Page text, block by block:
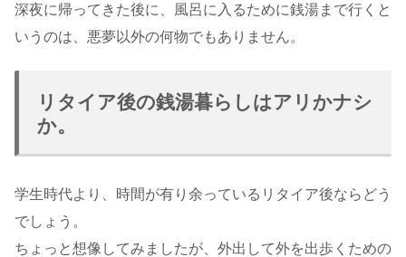
深夜に帰ってきた後に、風呂に入るために銭湯まで行くと
いうのは、悪夢以外の何物でもありません。
リタイア後の銭湯暮らしはアリかナシ
か。
学生時代より、時間が有り余っているリタイア後ならどう
でしょう。
ちょっと想像してみましたが、外出して外を出歩くための